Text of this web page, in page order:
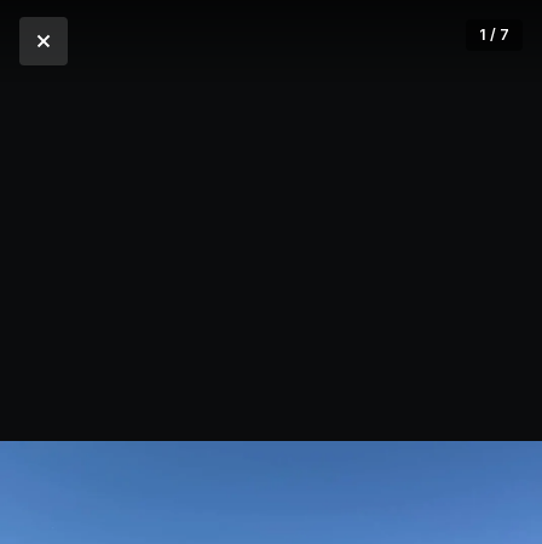
1 / 7